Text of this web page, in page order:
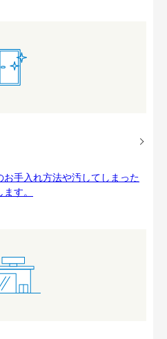
手入れ方法や汚してしまった
す。